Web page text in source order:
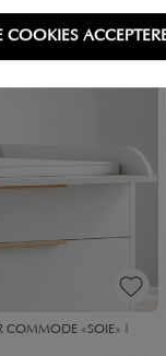
COOKIES
COMMODE «SOIE» |